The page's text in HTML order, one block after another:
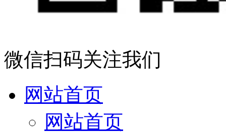
微信扫码关注我们
网站首页
网站首页